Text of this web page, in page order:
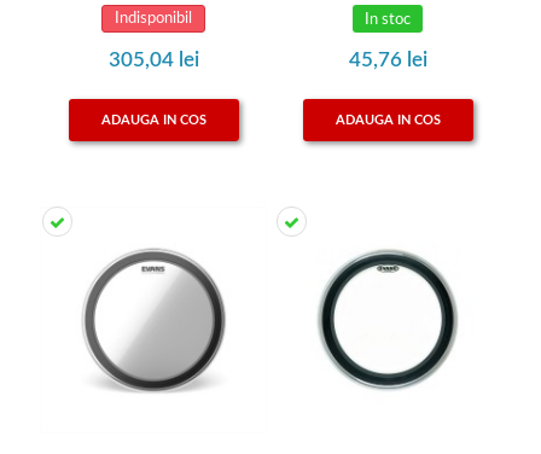
Indisponibil
305,04 lei
ADAUGA IN COS
In stoc
45,76 lei
ADAUGA IN COS